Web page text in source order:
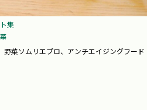
集
菜ソムリエプロ、アンチエイジングフード